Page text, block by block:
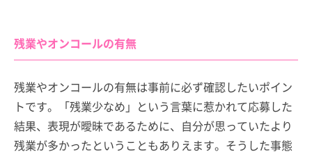
残業やオンコールの有無
残業やオンコールの有無は事前に必ず確認したいポイン
トです。「残業少なめ」という言葉に惹かれて応募した
結果、表現が曖昧であるために、自分が思っていたより
残業が多かったということもありえます。そうした事態